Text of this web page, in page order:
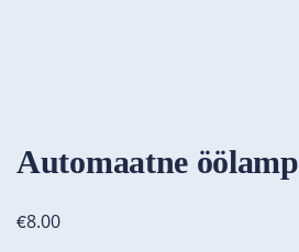
Automaatne öölamp
€8.00